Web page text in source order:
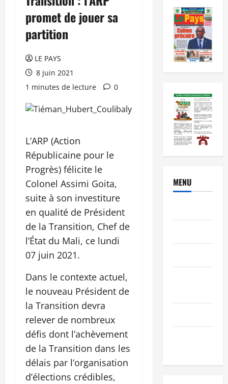
promet de jouer sa
partition
LE PAYS
8 juin 2021
1 minutes de lecture
0
L’ARP (Action
Républicaine pour le
Progrès) félicite le
Colonel Assimi Goita,
suite à son investiture
en qualité de Président
de la Transition, Chef de
l’État du Mali, ce lundi
07 juin 2021.
Dans le contexte actuel,
le nouveau Président de
la Transition devra
relever de nombreux
défis dont l’achèvement
de la Transition dans les
délais par l’organisation
d’élections crédibles,
MENU